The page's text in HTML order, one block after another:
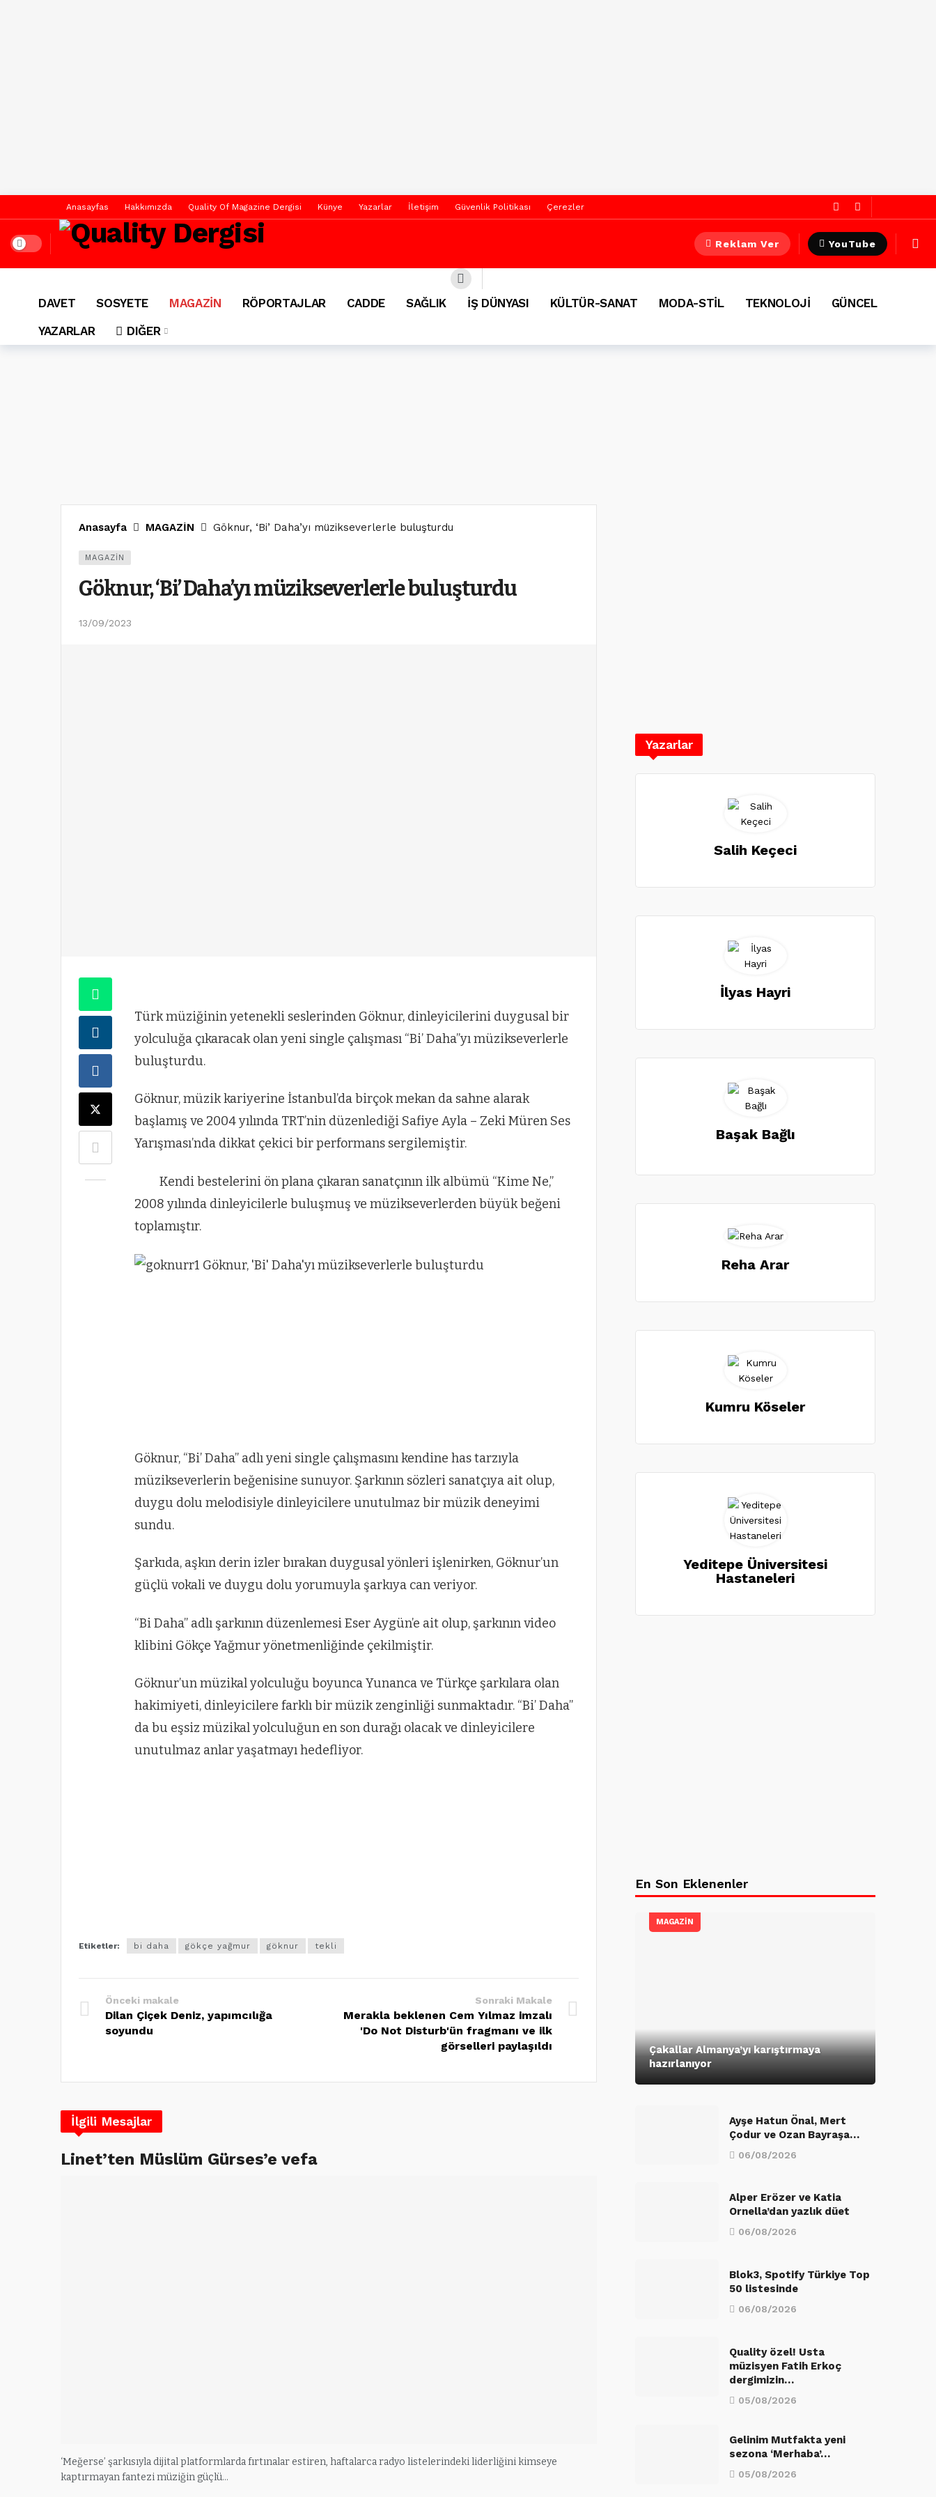
Anasayfas Hakkımızda Quality Of Magazine Dergisi Künye Yazarlar İletişim Güvenlik Politikası Çerezler
Dark mode Reklam Ver YouTube
DAVET SOSYETE MAGAZİN RÖPORTAJLAR CADDE SAĞLIK İŞ DÜNYASI KÜLTÜR-SANAT MODA-STİL TEKNOLOJİ
GÜNCEL
YAZARLAR
DIĞER
Anasayfa MAGAZİN Göknur, ‘Bi’ Daha’yı müzikseverlerle buluşturdu
MAGAZİN
Göknur, ‘Bi’ Daha’yı müzikseverlerle buluşturdu
13/09/2023
Türk müziğinin yetenekli seslerinden Göknur, dinleyicilerini duygusal bir
yolculuğa çıkaracak olan yeni single çalışması “Bi’ Daha”yı müzikseverlerle
buluşturdu.
Göknur, müzik kariyerine İstanbul’da birçok mekan da sahne alarak
başlamış ve 2004 yılında TRT’nin düzenlediği Safiye Ayla – Zeki Müren Ses
Yarışması’nda dikkat çekici bir performans sergilemiştir.
Kendi bestelerini ön plana çıkaran sanatçının ilk albümü “Kime Ne,”
2008 yılında dinleyicilerle buluşmuş ve müzikseverlerden büyük beğeni
toplamıştır.
Göknur, “Bi’ Daha” adlı yeni single çalışmasını kendine has tarzıyla
müzikseverlerin beğenisine sunuyor. Şarkının sözleri sanatçıya ait olup,
duygu dolu melodisiyle dinleyicilere unutulmaz bir müzik deneyimi
sundu.
Şarkıda, aşkın derin izler bırakan duygusal yönleri işlenirken, Göknur’un
güçlü vokali ve duygu dolu yorumuyla şarkıya can veriyor.
“Bi Daha” adlı şarkının düzenlemesi Eser Aygün’e ait olup, şarkının video
klibini Gökçe Yağmur yönetmenliğinde çekilmiştir.
Göknur’un müzikal yolculuğu boyunca Yunanca ve Türkçe şarkılara olan
hakimiyeti, dinleyicilere farklı bir müzik zenginliği sunmaktadır. “Bi’ Daha”
da bu eşsiz müzikal yolculuğun en son durağı olacak ve dinleyicilere
unutulmaz anlar yaşatmayı hedefliyor.
Etiketler: bi daha gökçe yağmur göknur tekli
Önceki makale
Dilan Çiçek Deniz, yapımcılığa
soyundu
Sonraki Makale
Merakla beklenen Cem Yılmaz imzalı
'Do Not Disturb'ün fragmanı ve ilk
görselleri paylaşıldı
İlgili Mesajlar
Linet’ten Müslüm Gürses’e vefa
‘Meğerse’ şarkısıyla dijital platformlarda fırtınalar estiren, haftalarca radyo listelerindeki liderliğini kimseye
kaptırmayan fantezi müziğin güçlü…
Yazarlar
Salih Keçeci
İlyas Hayri
Başak Bağlı
Reha Arar
Kumru Köseler
Yeditepe Üniversitesi
Hastaneleri
En Son Eklenenler
MAGAZİN
Çakallar Almanya’yı karıştırmaya
hazırlanıyor
Ayşe Hatun Önal, Mert
Çodur ve Ozan Bayraşa…
06/08/2026
Alper Erözer ve Katia
Ornella’dan yazlık düet
06/08/2026
Blok3, Spotify Türkiye Top
50 listesinde
06/08/2026
Quality özel! Usta
müzisyen Fatih Erkoç
dergimizin…
05/08/2026
Gelinim Mutfakta yeni
sezona ‘Merhaba’…
05/08/2026